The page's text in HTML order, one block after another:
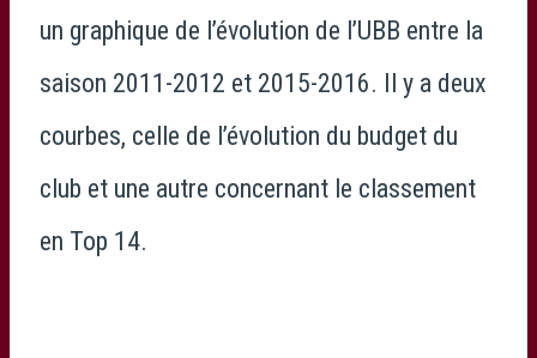
un graphique de l’évolution de l’UBB entre la
saison 2011-2012 et 2015-2016. Il y a deux
courbes, celle de l’évolution du budget du
club et une autre concernant le classement
en Top 14.